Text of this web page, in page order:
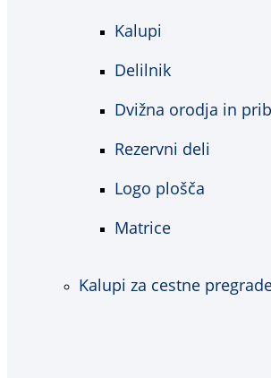
Kalupi
Delilnik
Dvižna orodja in
Rezervni deli
Logo plošča
Matrice
Kalupi za cestne